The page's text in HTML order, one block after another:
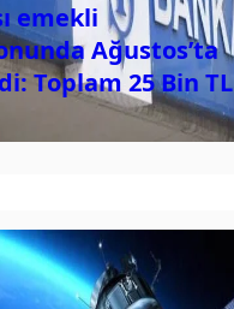
emekli
Ağustos’ta
Toplam 25 Bin TL